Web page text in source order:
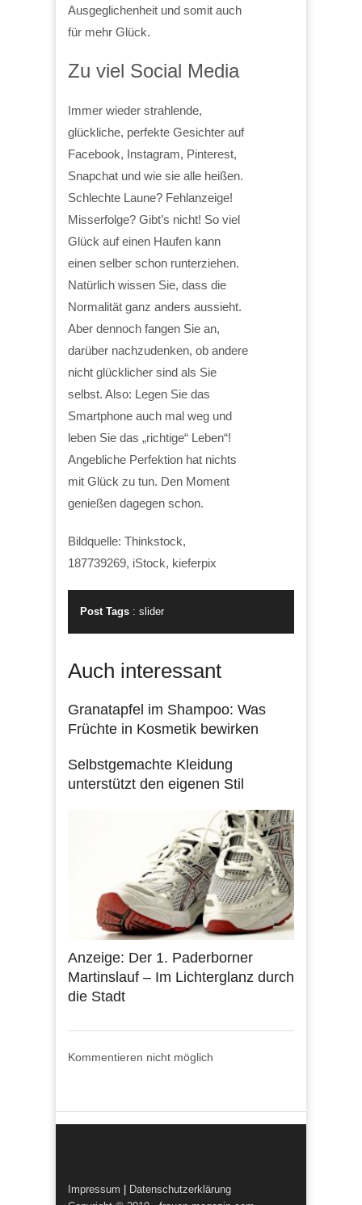
Ausgeglichenheit und somit auch
für mehr Glück.
Zu viel Social Media
Immer wieder strahlende,
glückliche, perfekte Gesichter auf
Facebook, Instagram, Pinterest,
Snapchat und wie sie alle heißen.
Schlechte Laune? Fehlanzeige!
Misserfolge? Gibt’s nicht! So viel
Glück auf einen Haufen kann
einen selber schon runterziehen.
Natürlich wissen Sie, dass die
Normalität ganz anders aussieht.
Aber dennoch fangen Sie an,
darüber nachzudenken, ob andere
nicht glücklicher sind als Sie
selbst. Also: Legen Sie das
Smartphone auch mal weg und
leben Sie das „richtige“ Leben“!
Angebliche Perfektion hat nichts
mit Glück zu tun. Den Moment
genießen dagegen schon.
Bildquelle: Thinkstock,
187739269, iStock, kieferpix
Post Tags : slider
Auch interessant
Granatapfel im Shampoo: Was
Früchte in Kosmetik bewirken
Selbstgemachte Kleidung
unterstützt den eigenen Stil
Anzeige: Der 1. Paderborner
Martinslauf – Im Lichterglanz durch
die Stadt
Kommentieren nicht möglich
Impressum
Datenschutzerklärung